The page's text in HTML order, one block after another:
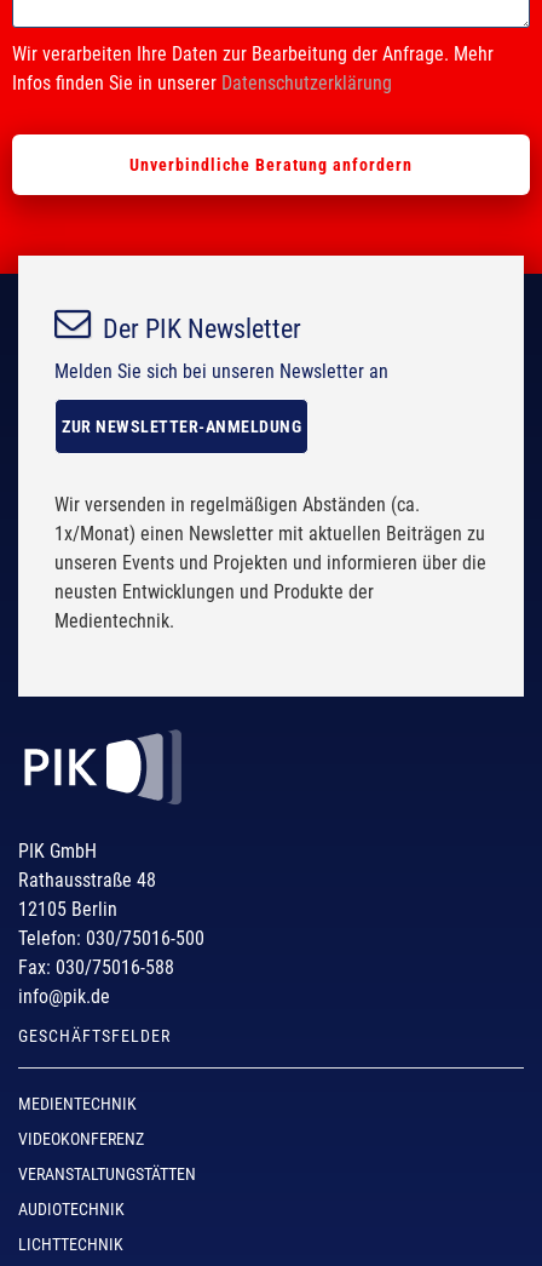
i
e
l
y
i
e
l
Wir verarbeiten Ihre Daten zur Bearbeitung der Anfrage. Mehr
Infos finden Sie in unserer Datenschutzerklärung
Der PIK Newsletter
Melden Sie sich bei unseren Newsletter an
ZUR NEWSLETTER-ANMELDUNG
Wir versenden in regelmäßigen Abständen (ca.
1x/Monat) einen Newsletter mit aktuellen Beiträgen zu
unseren Events und Projekten und informieren über die
neusten Entwicklungen und Produkte der
Medientechnik.
PIK GmbH
Rathausstraße 48
12105 Berlin
Telefon: 030/75016-500
Fax: 030/75016-588
info@pik.de
GESCHÄFTSFELDER
MEDIENTECHNIK
VIDEOKONFERENZ
VERANSTALTUNGSTÄTTEN
AUDIOTECHNIK
LICHTTECHNIK